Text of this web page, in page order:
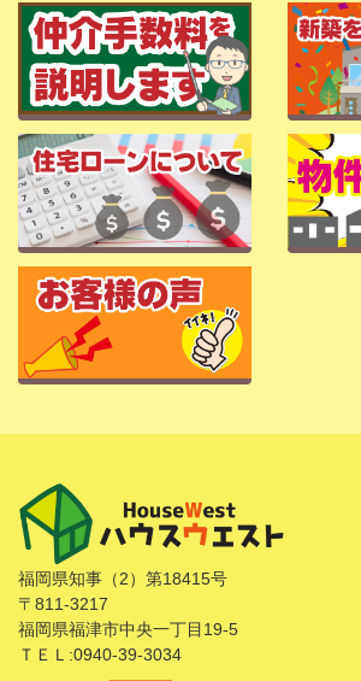
福岡県知事（2）第18415号
〒811-3217
福岡県福津市中央一丁目19-5
ＴＥＬ:0940-39-3034